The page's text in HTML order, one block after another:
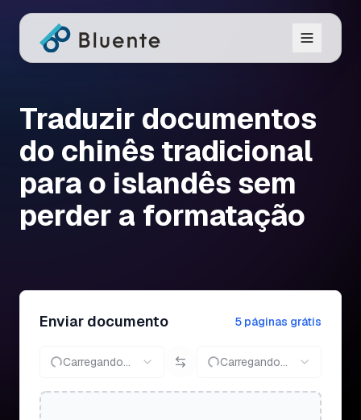
Traduzir documentos
do chinês tradicional
para o islandês sem
perder a formatação
Enviar documento 5 páginas grátis
Carregando... Carregando...